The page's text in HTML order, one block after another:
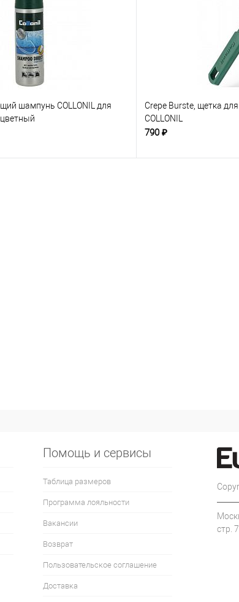
шампунь COLLONIL для
Crepe Burste, щетка
COLLONIL
790 ₽
Помощь и сервисы
Таблица размеров
Программа лояльности
Вакансии
Возврат
Пользовательское соглашение
Доставка
стр. 7